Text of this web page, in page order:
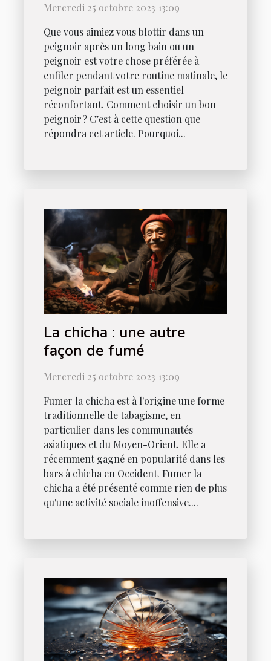
Mercredi 25 octobre 2023 13:09
Que vous aimiez vous blottir dans un
peignoir après un long bain ou un
peignoir est votre chose préférée à
enfiler pendant votre routine matinale, le
peignoir parfait est un essentiel
réconfortant. Comment choisir un bon
peignoir ? C’est à cette question que
répondra cet article. Pourquoi...
La chicha : une autre
façon de fumé
Mercredi 25 octobre 2023 13:09
Fumer la chicha est à l'origine une forme
traditionnelle de tabagisme, en
particulier dans les communautés
asiatiques et du Moyen-Orient. Elle a
récemment gagné en popularité dans les
bars à chicha en Occident. Fumer la
chicha a été présenté comme rien de plus
qu'une activité sociale inoffensive....